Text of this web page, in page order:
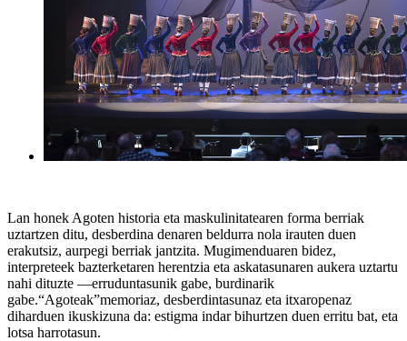
Lan honek Agoten historia eta maskulinitatearen forma berriak
uztartzen ditu, desberdina denaren beldurra nola irauten duen
erakutsiz, aurpegi berriak jantzita. Mugimenduaren bidez,
interpreteek bazterketaren herentzia eta askatasunaren aukera uztartu
nahi dituzte —erruduntasunik gabe, burdinarik
gabe.“Agoteak”memoriaz, desberdintasunaz eta itxaropenaz
diharduen ikuskizuna da: estigma indar bihurtzen duen erritu bat, eta
lotsa harrotasun.